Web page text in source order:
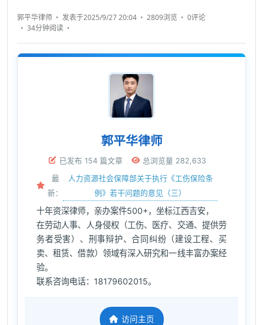
郭平华律师 发表于2025/9/27 20:04 2809浏览
0评论
34分钟阅读
郭平华律师
已发布 154 篇文章 总浏览量 282,633
最
新：
人力资源社会保障部关于执行《工伤保险条
例》若干问题的意见（三）
十年资深律师，亲办案件500+，坐标江西吉安，
在劳动人事、人身侵权（工伤、医疗、交通、提供劳
务者受害）、刑事辩护、合同纠纷（建设工程、买
卖、租赁、借款）领域有深入研究和一线丰富办案经
验。
联系咨询电话：18179602015。
访问主页